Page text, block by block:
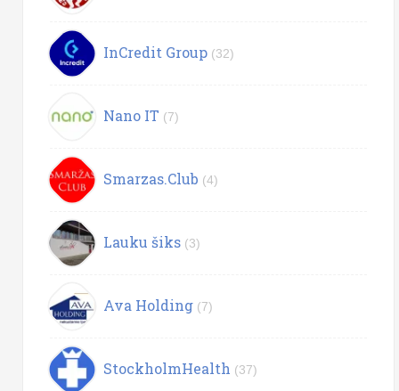
InCredit Group (32)
Nano IT (7)
Smarzas.Club (4)
Lauku šiks (3)
Ava Holding (7)
StockholmHealth (37)